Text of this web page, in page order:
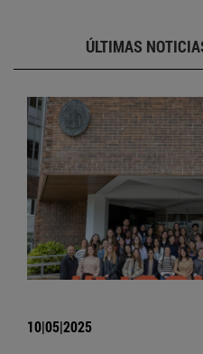
ÚLTIMAS
10|05|2025